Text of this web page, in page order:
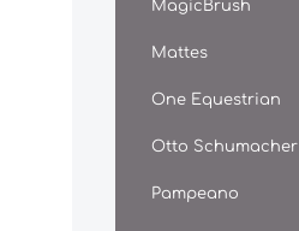
MagicBrush
Mattes
One Equestrian
Otto Schumacher
Pampeano